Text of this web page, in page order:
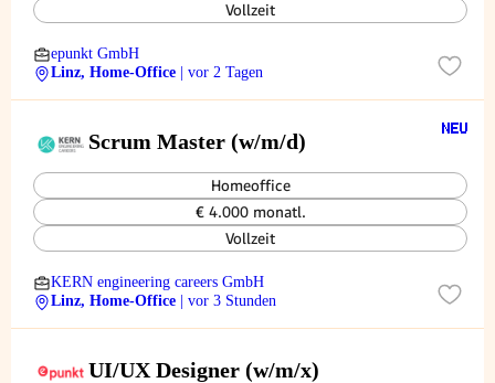
Vollzeit
epunkt GmbH
Linz, Home-Office
| vor 2 Tagen
Scrum Master (w/m/d)
Homeoffice
€ 4.000 monatl.
Vollzeit
KERN engineering careers GmbH
Linz, Home-Office
| vor 3 Stunden
UI/UX Designer (w/m/x)